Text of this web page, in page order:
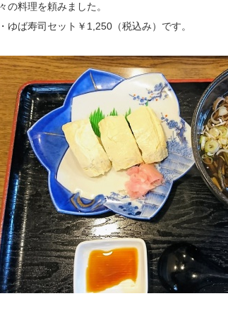
の料理を頼みました。
ゆば寿司セット￥1,250（税込み）です。